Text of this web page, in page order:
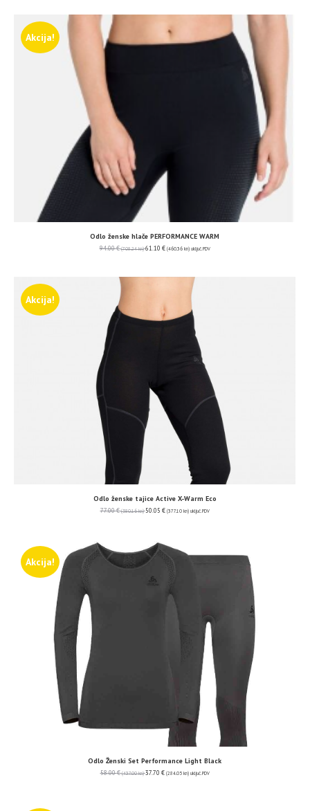
Akcija!
Odlo ženske hlače PERFORMANCE WARM
94.00€ (708.24 kn) 61.10 € (460.36 kn) uključ. PDV
Akcija!
Odlo ženske tajice Active X-Warm Eco
77.00€ (580.16 kn) 50.05 € (377.10 kn) uključ. PDV
Akcija!
Odlo Ženski Set Performance Light Black
58.00€ (437.00 kn) 37.70 € (284.05 kn) uključ. PDV